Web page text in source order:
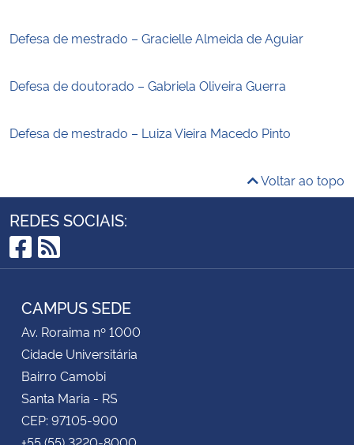
Defesa de mestrado – Gracielle Almeida de Aguiar
Defesa de doutorado – Gabriela Oliveira Guerra
Defesa de mestrado – Luiza Vieira Macedo Pinto
Voltar ao topo
REDES SOCIAIS:
Facebook
RSS
CAMPUS SEDE
Av. Roraima nº 1000
Cidade Universitária
Bairro Camobi
Santa Maria - RS
CEP: 97105-900
+55 (55) 3220-8000